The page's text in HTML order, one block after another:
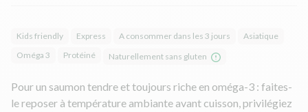
Kids friendly Express A consommer dans les 3 jours
Asiatique
Oméga 3
Protéiné Naturellement sans gluten
Pour un saumon tendre et toujours riche en oméga-3 : faites-
le reposer à température ambiante avant cuisson, privilégiez